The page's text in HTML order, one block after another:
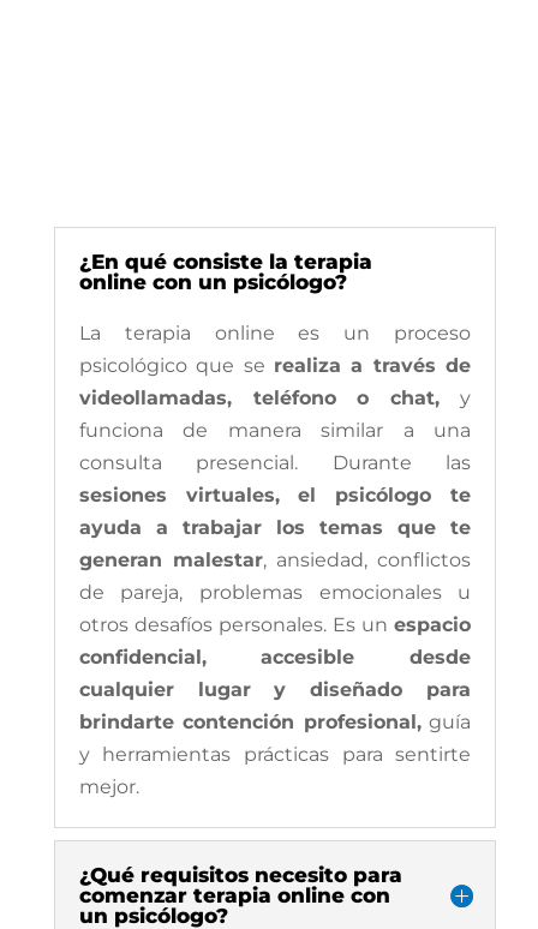
¿En qué consiste la terapia
online con un psicólogo?
La terapia online es un proceso
psicológico que se realiza a través de
videollamadas, teléfono o chat, y
funciona de manera similar a una
consulta presencial. Durante las
sesiones virtuales, el psicólogo te
ayuda a trabajar los temas que te
generan malestar, ansiedad, conflictos
de pareja, problemas emocionales u
otros desafíos personales. Es unespacio
confidencial, accesible desde
cualquier lugar y diseñado para
brindarte contención profesional,guía
y herramientas prácticas para sentirte
mejor.
¿Qué requisitos necesito para
comenzar terapia online con
un psicólogo?